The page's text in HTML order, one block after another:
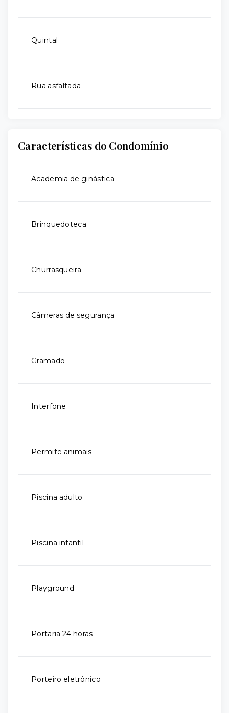
Quintal
Rua asfaltada
Características do Condomínio
Academia de ginástica
Brinquedoteca
Churrasqueira
Câmeras de segurança
Gramado
Interfone
Permite animais
Piscina adulto
Piscina infantil
Playground
Portaria 24 horas
Porteiro eletrônico